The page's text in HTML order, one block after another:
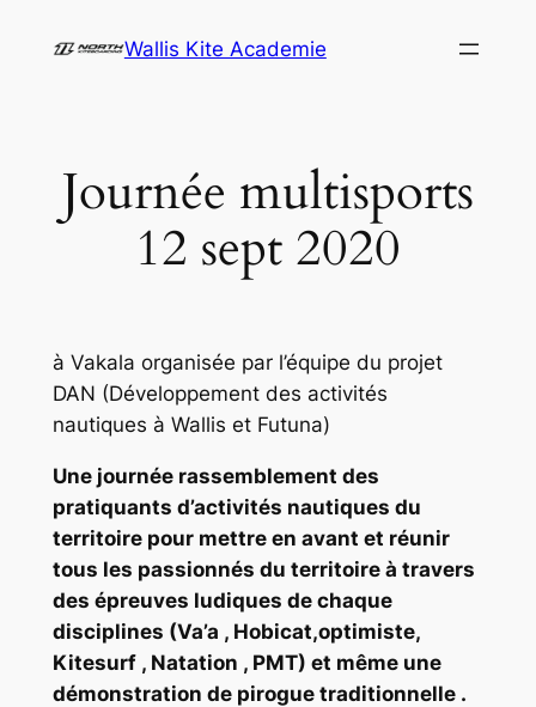
Wallis Kite Academie
Journée multisports
12 sept 2020
à Vakala organisée par l’équipe du projet
DAN (Développement des activités
nautiques à Wallis et Futuna)
Une journée rassemblement des
pratiquants d’activités nautiques du
territoire pour mettre en avant et réunir
tous les passionnés du territoire à travers
des épreuves ludiques de chaque
disciplines (Va’a , Hobicat,optimiste,
Kitesurf , Natation , PMT) et même une
démonstration de pirogue traditionnelle .